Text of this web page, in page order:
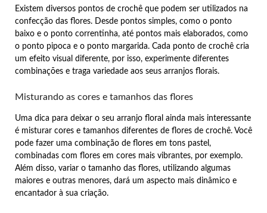
Existem diversos pontos de crochê que podem ser utilizados na
confecção das flores. Desde pontos simples, como o ponto
baixo e o ponto correntinha, até pontos mais elaborados, como
o ponto pipoca e o ponto margarida. Cada ponto de crochê cria
um efeito visual diferente, por isso, experimente diferentes
combinações e traga variedade aos seus arranjos florais.
Misturando as cores e tamanhos das flores
Uma dica para deixar o seu arranjo floral ainda mais interessante
é misturar cores e tamanhos diferentes de flores de crochê. Você
pode fazer uma combinação de flores em tons pastel,
combinadas com flores em cores mais vibrantes, por exemplo.
Além disso, variar o tamanho das flores, utilizando algumas
maiores e outras menores, dará um aspecto mais dinâmico e
encantador à sua criação.